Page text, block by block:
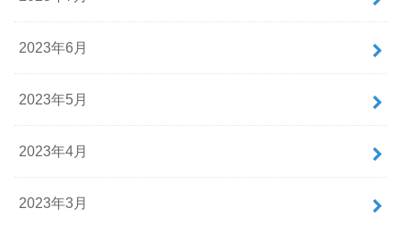
2023年6月
2023年5月
2023年4月
2023年3月